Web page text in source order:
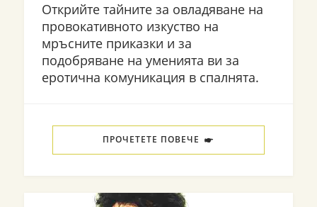
Открийте тайните за овладяване на
провокативното изкуство на
мръсните приказки и за
подобряване на уменията ви за
еротична комуникация в спалнята.
ПРОЧЕТЕТЕ ПОВЕЧЕ